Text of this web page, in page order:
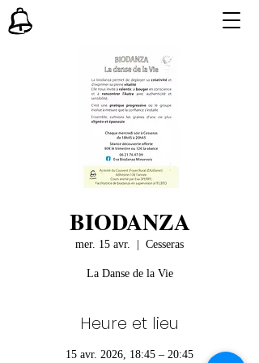
BIODANZA
mer. 15 avr. Cesseras
La Danse de la Vie
Heure et lieu
15 avr. 2026, 18:45 – 20:45